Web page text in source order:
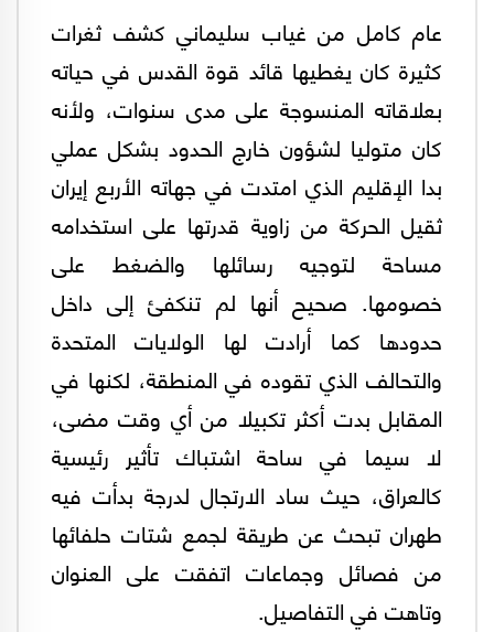
عام كامل من غياب سليماني كشف ثغرات
كثيرة كان يغطيها قائد قوة القدس في حياته
بعلاقاته المنسوجة على مدى سنوات، ولأنه
كان متوليا لشؤون خارج الحدود بشكل عملي
بدا الإقليم الذي امتدت في جهاته الأربع إيران
ثقيل الحركة من زاوية قدرتها على استخدامه
مساحة لتوجيه رسائلها والضغط على
خصومها. صحيح أنها لم تنكفئ إلى داخل
حدودها كما أرادت لها الولايات المتحدة
والتحالف الذي تقوده في المنطقة، لكنها في
المقابل بدت أكثر تكبيلا من أي وقت مضى،
لا سيما في ساحة اشتباك تأثير رئيسية
كالعراق، حيث ساد الارتجال لدرجة بدأت فيه
طهران تبحث عن طريقة لجمع شتات حلفائها
من فصائل وجماعات اتفقت على العنوان
وتاهت في التفاصيل.